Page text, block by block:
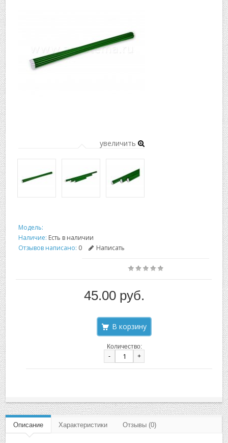
увеличить
Модель:
Наличие: Есть в наличии
Отзывов написано: 0 Написать
45.00 руб.
Количество:
-
+
Описание Характеристики Отзывы (0)